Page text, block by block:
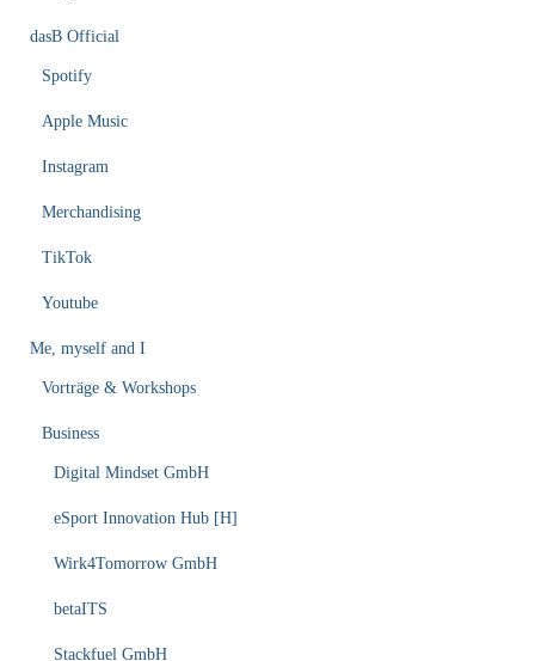
dasB Official
Spotify
Apple Music
Instagram
Merchandising
TikTok
Youtube
Me, myself and I
Vorträge & Workshops
Business
Digital Mindset GmbH
eSport Innovation Hub [H]
Wirk4Tomorrow GmbH
betaITS
Stackfuel GmbH